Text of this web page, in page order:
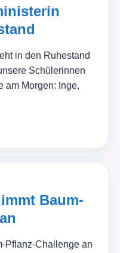
in den Ruhestand
Schülerinnen
am Morgen: Inge,
Baum-
Pflanz-Challenge an